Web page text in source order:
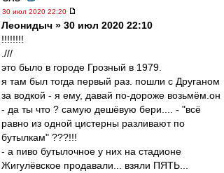
30 июл 2020 22:20
Леонидыч » 30 июл 2020 22:10
!!!!!!!!
.///
это было в городе Грозный в 1979.
я там был тогда первый раз. пошли с Друганом
за водкой - я ему, давай по-дороже возьмём.он
- да ты что ? самую дешёвую бери.... - "всё
равно из одной цистерны разливают по
бутылкам" ???!!!
- а пиво бутылочное у них на стадионе
Жигулёвское продавали... взяли ПЯТЬ...